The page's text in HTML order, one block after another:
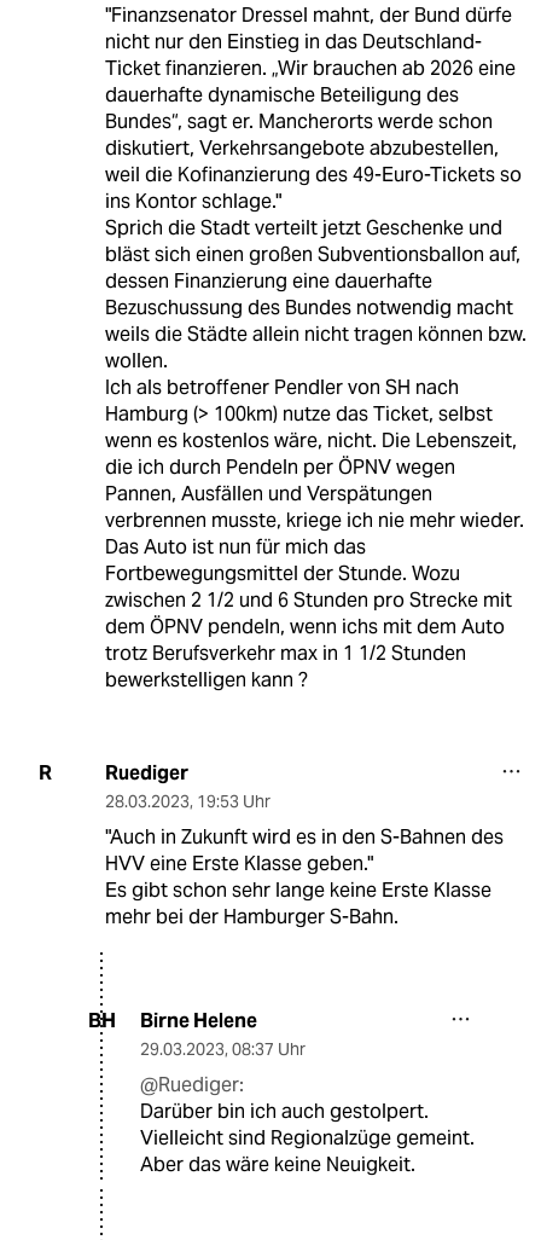
"Finanzsenator Dressel mahnt, der Bund dürfe
nicht nur den Einstieg in das Deutschland-
Ticket finanzieren. „Wir brauchen ab 2026 eine
dauerhafte dynamische Beteiligung des
Bundes“, sagt er. Mancherorts werde schon
diskutiert, Verkehrsangebote abzubestellen,
weil die Kofinanzierung des 49-Euro-Tickets so
ins Kontor schlage."
Sprich die Stadt verteilt jetzt Geschenke und
bläst sich einen großen Subventionsballon auf,
dessen Finanzierung eine dauerhafte
Bezuschussung des Bundes notwendig macht
weils die Städte allein nicht tragen können bzw.
wollen.
Ich als betroffener Pendler von SH nach
Hamburg (> 100km) nutze das Ticket, selbst
wenn es kostenlos wäre, nicht. Die Lebenszeit,
die ich durch Pendeln per ÖPNV wegen
Pannen, Ausfällen und Verspätungen
verbrennen musste, kriege ich nie mehr wieder.
Das Auto ist nun für mich das
Fortbewegungsmittel der Stunde. Wozu
zwischen 2 1/2 und 6 Stunden pro Strecke mit
dem ÖPNV pendeln, wenn ichs mit dem Auto
trotz Berufsverkehr max in 1 1/2 Stunden
bewerkstelligen kann ?
R Ruediger
28.03.2023, 19:53 Uhr
"Auch in Zukunft wird es in den S-Bahnen des
HVV eine Erste Klasse geben."
Es gibt schon sehr lange keine Erste Klasse
mehr bei der Hamburger S-Bahn.
BH Birne Helene
29.03.2023, 08:37 Uhr
@Ruediger:
Darüber bin ich auch gestolpert.
Vielleicht sind Regionalzüge gemeint.
Aber das wäre keine Neuigkeit.